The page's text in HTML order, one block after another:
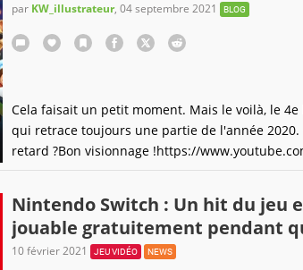
par KW_illustrateur, 04 septembre 2021 BLOG
Cela faisait un petit moment. Mais le voilà, le
qui retrace toujours une partie de l'année 2020.
retard ?Bon visionnage !https://
v=OQWTZsPe7ewVous pouvez aussi plein
Nintendo Switch : Un hit du jeu
jouable gratuitement pendant
10 février 2021 JEU VIDÉO NEWS